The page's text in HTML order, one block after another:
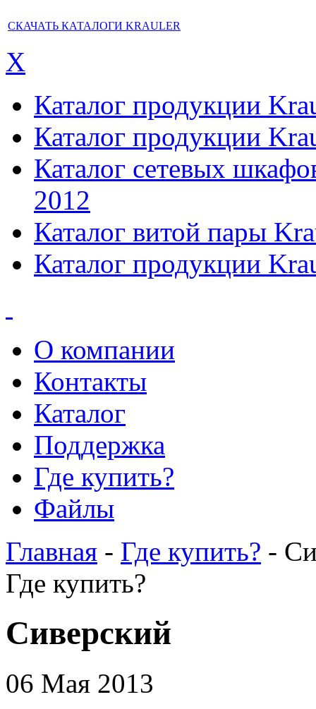
СКАЧАТЬ КАТАЛОГИ KRAULER
X
Каталог продукции
Каталог продукции
Каталог сетевых
2012
Каталог витой пары
Каталог продукции
О компании
Контакты
Каталог
Поддержка
Где купить?
Файлы
Главная - Где купить? -
Где купить?
Сиверский
06 Мая 2013